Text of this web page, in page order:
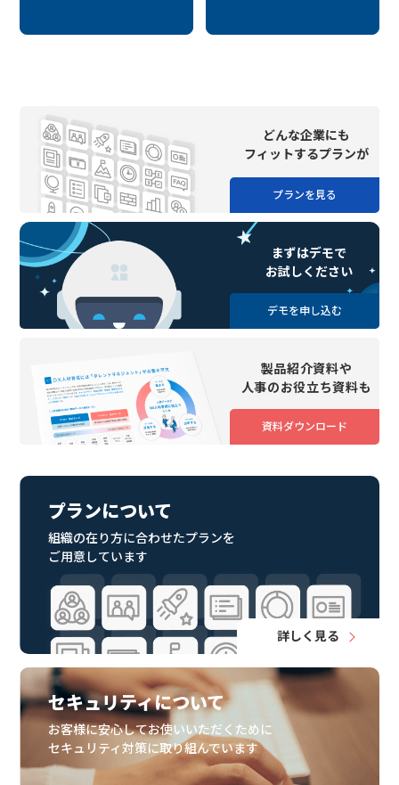
どんな企業にも
フィットするプランが
プランを見る
まずはデモで
お試しください
デモを申し込む
製品紹介資料や
人事のお役立ち資料も
資料ダウンロード
プランについて
組織の在り方に合わせたプランを
ご用意しています
詳しく見る
セキュリティについて
お客様に安心してお使いいただくために
セキュリティ対策に取り組んでいます